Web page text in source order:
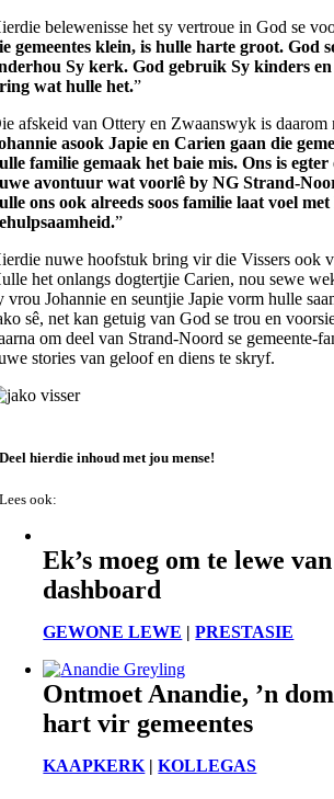
belewenisse het sy vertroue in God se
gemeentes klein, is hulle harte groot. God
Sy kerk. God gebruik Sy kinders
wat hulle het.”
afskeid van Ottery en Zwaanswyk is daarom
asook Japie en Carien gaan die
familie gemaak het baie mis. Ons is
avontuur wat voorlê by NG Strand-
ons ook alreeds soos familie laat voel
”
nuwe hoofstuk bring vir die Vissers ook
het onlangs dogtertjie Carien, nou sewe
vrou Johannie en seuntjie Japie vorm hulle
sê, net kan getuig van God se trou en
om deel van Strand-Noord se gemeente-
stories van geloof en diens te skryf.
Deel hierdie inhoud met jou mense!
Lees ook:
Ek’s moeg om te lewe
dashboard
GEWONE LEWE |PRESTASIE
Ontmoet Anandie, ’n
hart vir gemeentes
KAAPKERK |KOLLEGAS